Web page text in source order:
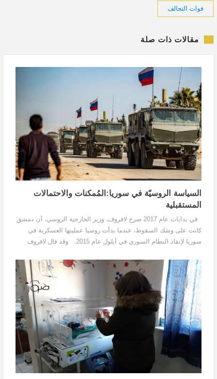
قوات التحالف
مقالات ذات صلة
السياسة الروسيّة في سوريا:المُمكنات والاحتمالات
المستقبلية
في بدايات عام 2017 صرح لافروف، وزير الخارجية الروسي، أن دمشق
كانت على وشك السقوط، عندما بدأت روسيا عمليتها العسكرية في
سوريا لإنقاذ النظام السوري في أيلول عام 2015. وقد قال لافروف